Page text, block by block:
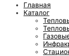
Главная
Каталог